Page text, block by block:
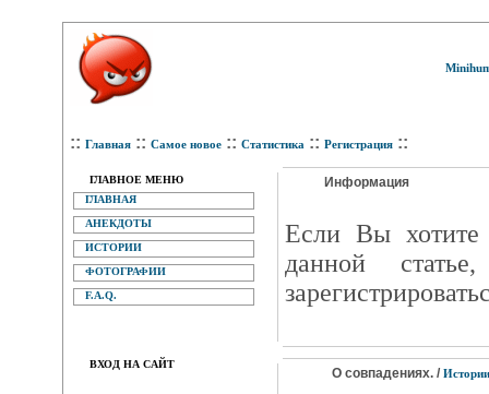
:: Главная :: Самое новое :: Статистика :: Регистрация ::
ГЛАВНОЕ МЕНЮ
ГЛАВНАЯ
АНЕКДОТЫ
ИСТОРИИ
ФОТОГРАФИИ
F.A.Q.
ВХОД НА САЙТ
Информация
Eсли Вы хотите
данной
О совпадениях. / Истории